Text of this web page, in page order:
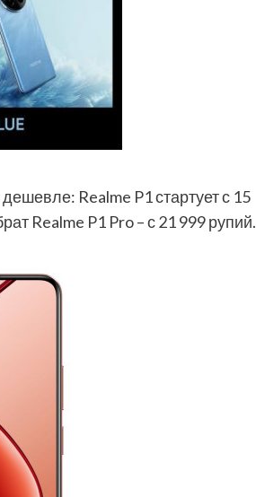
Realme P1 стартует с 15
Realme P1 Pro – с 21 999 рупий.